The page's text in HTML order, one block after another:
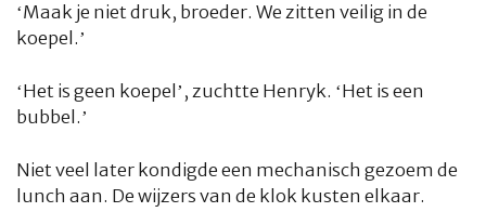
‘Maak je niet druk, broeder. We zitten veilig in de
koepel.’
‘Het is geen koepel’, zuchtte Henryk. ‘Het is een
bubbel.’
Niet veel later kondigde een mechanisch gezoem de
lunch aan. De wijzers van de klok kusten elkaar.